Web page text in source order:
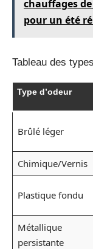
chauffages
pour un été
Tableau des
Type d’odeur
Brûlé léger
Chimique/Vernis
Plastique fondu
Métallique
persistante